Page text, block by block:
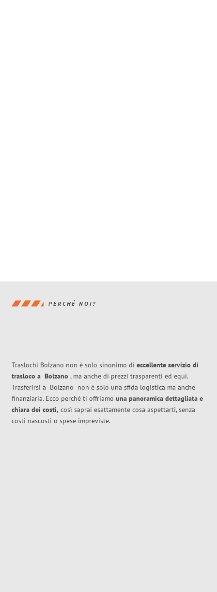
PERCHÉ NOI?
Traslochi Bolzano non è solo sinonimo di eccellente servizio di
trasloco a Bolzano , ma anche di prezzi trasparenti ed equi.
Trasferirsi a Bolzano non è solo una sfida logistica ma anche
finanziaria. Ecco perché ti offriamo una panoramica dettagliata e
chiara dei costi, così saprai esattamente cosa aspettarti, senza
costi nascosti o spese impreviste.